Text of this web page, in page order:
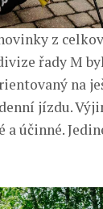
z
řady M byl
na
jízdu.
účinné.